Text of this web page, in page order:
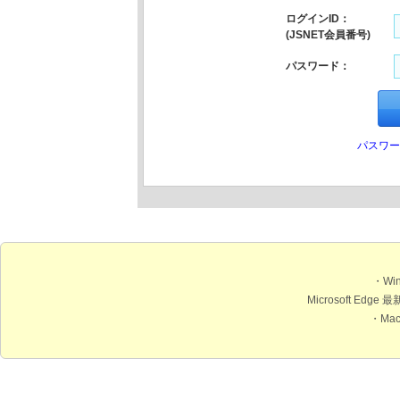
ログインID：
(JSNET会員番号)
パスワード：
パスワ
・
Microsoft Edge 最
・